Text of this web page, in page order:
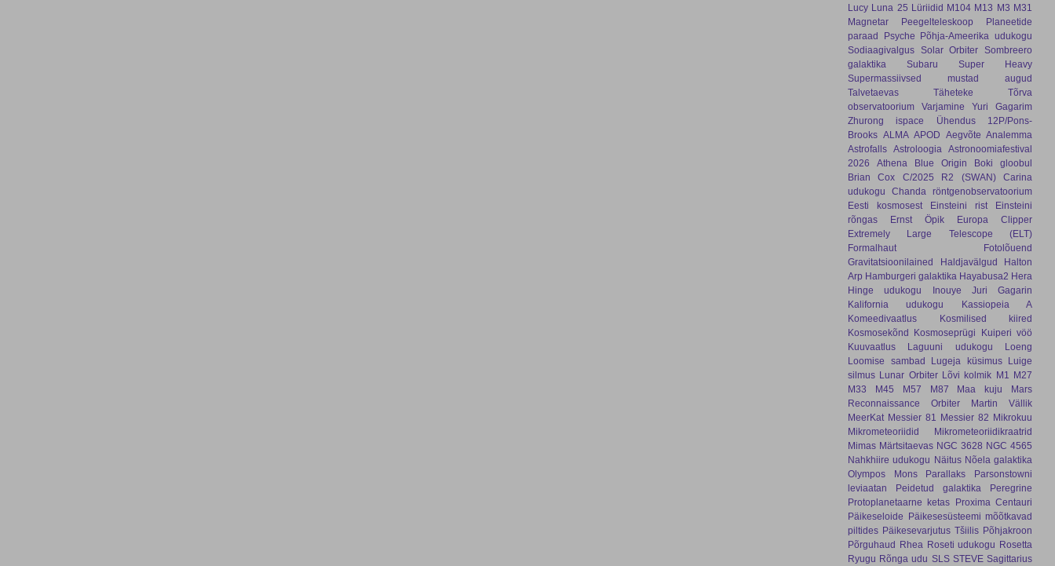
Lucy Luna 25 Lüriidid M104 M13 M3 M31
Magnetar
Peegelteleskoop
Planeetide
paraad
Psyche Põhja-Ameerika udukogu
Sodiaagivalgus Solar Orbiter Sombreero
galaktika
Subaru
Super Heavy
Supermassiivsed mustad augud
Talvetaevas
Täheteke
Tõrva
observatoorium
Varjamine
Yuri Gagarim
Zhurong
ispace Ühendus
12P/Pons-
Brooks ALMA APOD Aegvõte Analemma
Astrofalls Astroloogia
Astronoomiafestival
2026
Athena Blue Origin
Boki gloobul
Brian Cox
C/2025 R2 (SWAN)
Carina
udukogu
Chanda röntgenobservatoorium
Eesti kosmosest
Einsteini rist
Einsteini
rõngas
Ernst Öpik
Europa Clipper
Extremely Large Telescope (ELT)
Formalhaut
Fotolõuend
Gravitatsioonilained
Haldjavälgud
Halton
Arp Hamburgeri galaktika Hayabusa2 Hera
Hinge udukogu
Inouye
Juri Gagarin
Kalifornia udukogu
Kassiopeia A
Komeedivaatlus
Kosmilised kiired
Kosmosekõnd Kosmoseprügi
Kuiperi vöö
Kuuvaatlus
Laguuni udukogu
Loeng
Loomise sambad
Lugeja küsimus
Luige
silmus Lunar Orbiter Lõvi kolmik M1
M27
M33
M45 M57 M87 Maa kuju
Mars
Reconnaissance Orbiter
Martin Vällik
MeerKat Messier 81 Messier 82 Mikrokuu
Mikrometeoriidid
Mikrometeoriidikraatrid
Mimas Märtsitaevas NGC 3628 NGC 4565
Nahkhiire udukogu Näitus Nõela galaktika
Olympos Mons
Parallaks
Parsonstowni
leviaatan
Peidetud galaktika
Peregrine
Protoplanetaarne ketas Proxima Centauri
Päikeseloide Päikesesüsteemi mõõtkavad
piltides Päikesevarjutus Tšiilis Põhjakroon
Põrguhaud Rhea Roseti udukogu Rosetta
Ryugu Rõnga udu SLS STEVE Sagittarius